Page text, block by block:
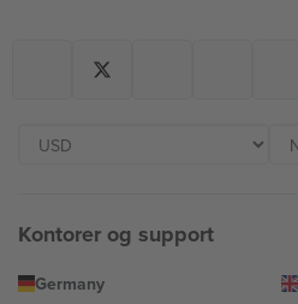
Kontorer og support
Germany